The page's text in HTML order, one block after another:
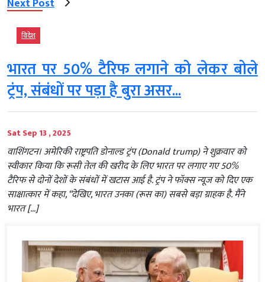
Next Post
विदेश
भारत पर 50% टैरिफ लगाने को लेकर बोले
ट्रंप, संबंधों पर पड़ा है बुरा असर...
Sat Sep 13 , 2025
वाशिंगटन। अमेरिकी राष्ट्रपति डोनाल्ड ट्रंप (Donald trump) ने शुक्रवार को
स्वीकार किया कि रूसी तेल की खरीद के लिए भारत पर लगाए गए 50%
टैरिफ से दोनों देशों के संबंधों में खटास आई है. ट्रंप ने फॉक्स न्यूज को दिए एक
साक्षात्कार में कहा, “देखिए, भारत उनका (रूस का) सबसे बड़ा ग्राहक है. मैंने
भारत […]